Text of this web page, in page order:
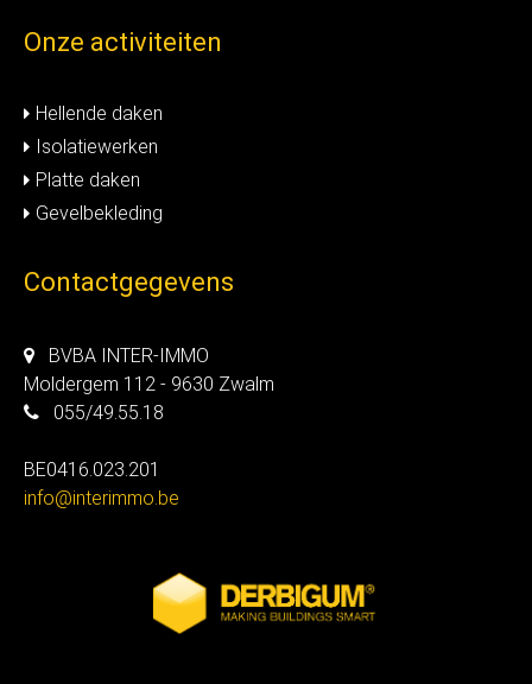
Onze activiteiten
Hellende daken
Isolatiewerken
Platte daken
Gevelbekleding
Contactgegevens
BVBA INTER-IMMO
Moldergem 112 - 9630 Zwalm
055/49.55.18
BE0416.023.201
info@interimmo.be